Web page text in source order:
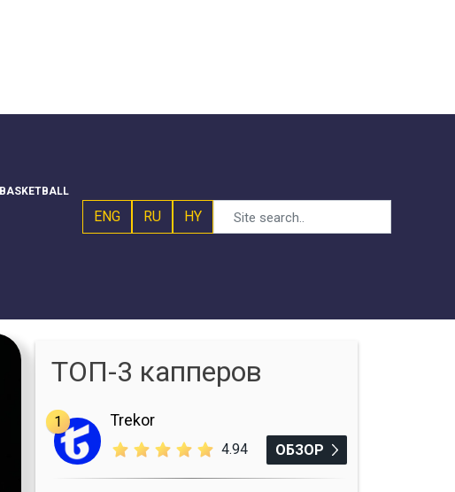
BASKETBALL
ENG RU HY
ТОП-3 капперов
1 Trekor
4.94 ОБЗОР